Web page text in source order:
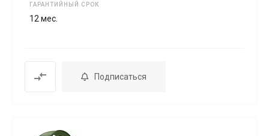
ГАРАНТИЙНЫЙ СРОК
12 мес.
Подписаться